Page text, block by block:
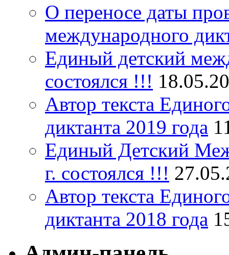
О переносе даты
международного
Единый детский
состоялся !!!
Автор текста
диктанта 2019 года
Единый Детский
г. состоялся !!!
Автор текста
диктанта 2018 года